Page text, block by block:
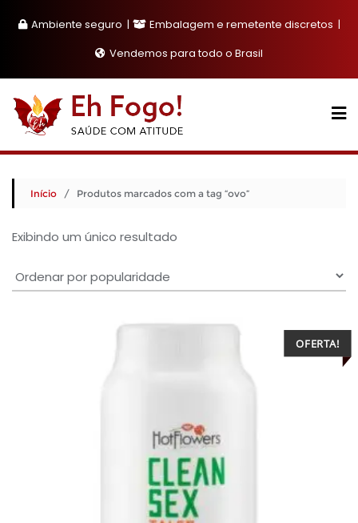
Ambiente seguro
Embalagem e remetente discretos
Vendemos para todo o Brasil
Início / Produtos marcados com a tag “ovo”
Exibindo um único resultado
OFERTA!